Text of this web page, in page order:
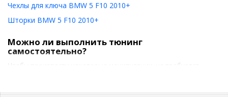
Чехлы для ключа BMW 5 F10 2010+
Шторки BMW 5 F10 2010+
Можно ли выполнить тюнинг
самостоятельно?
Чтобы произвести некоторые манипуляции, не требуется
установить спойлер, который подчеркнет спортивный